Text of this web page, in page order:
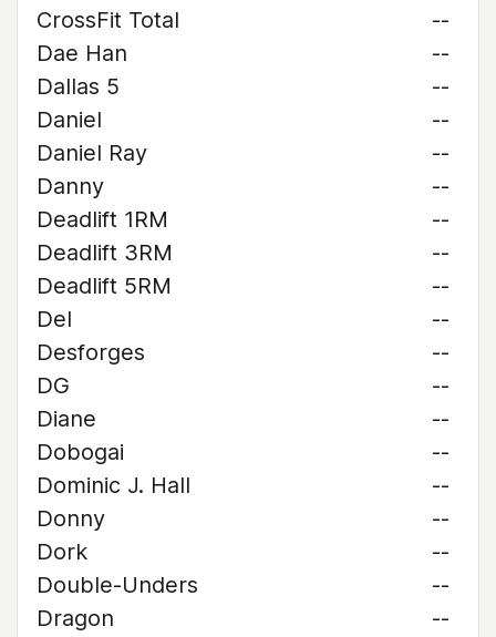
CrossFit Total
--
Dae Han
--
Dallas 5
--
Daniel
--
Daniel Ray
--
Danny
--
Deadlift 1RM
--
Deadlift 3RM
--
Deadlift 5RM
--
Del
--
Desforges
--
DG
--
Diane
--
Dobogai
--
Dominic J. Hall
--
Donny
--
Dork
--
Double-Unders
--
Dragon
--